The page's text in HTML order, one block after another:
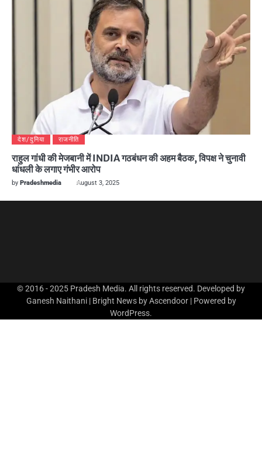
देश/दुनिया राजनीति
राहुल गांधी की मेजबानी में INDIA गठबंधन की अहम बैठक, विपक्ष ने चुनावी
धांधली के लगाए गंभीर आरोप
by Pradeshmedia August 3, 2025
© 2016 - 2025 Pradesh Media. All rights reserved. Developed by
Ganesh Naithani | Bright News byAscendoor| Powered by
WordPress.